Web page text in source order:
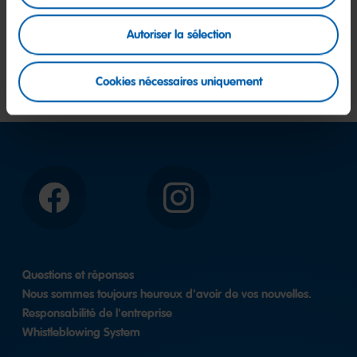
Autoriser la sélection
Cookies nécessaires uniquement
particuliers. La mise en place d'hyperliens vers nos pages
Web, en particulier de liens profonds, de liens en ligne ou de
liens dans la technologie des cadres, n'est autorisée qu'avec
notre accord écrit préalable.
Facebook Instagram
Questions et réponses
Nous sommes toujours heureux d'avoir de vos nouvelles.
Responsabilité de l'entreprise
Whistleblowing System